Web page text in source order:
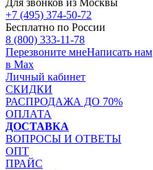
Для звонков из Москвы
+7 (495) 374-50-72
Бесплатно по России
8 (800) 333-11-78
Перезвоните мнеНаписать нам
в Max
Личный кабинет
СКИДКИ
РАСПРОДАЖА ДО 70%
ОПЛАТА
ДОСТАВКА
ВОПРОСЫ И ОТВЕТЫ
ОПТ
ПРАЙС